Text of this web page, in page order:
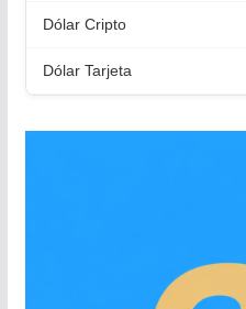
Dólar Cripto
Dólar Tarjeta